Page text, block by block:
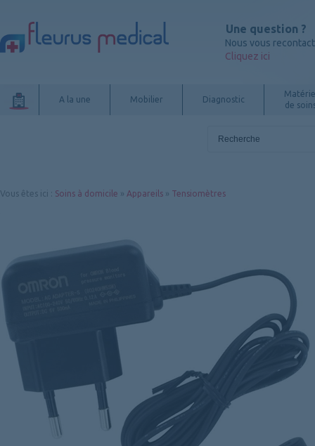
Une question ?
Nous vous
Cliquez ici
A la une Mobilier Diagnostic
de
Vous êtes ici Soins à domicile » Appareils » Tensiomètres